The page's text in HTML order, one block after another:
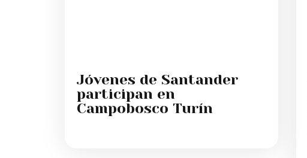
Jóvenes de Santander
participan en
Campobosco Turín